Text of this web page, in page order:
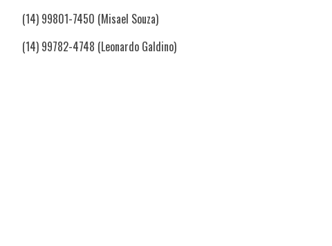
(14) 99801-7450 (Misael Souza)
(14) 99782-4748 (Leonardo Galdino)